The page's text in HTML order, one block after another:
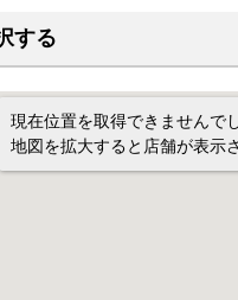
する
現在位置を取得できませんでし
地図を拡大すると店舗が表示